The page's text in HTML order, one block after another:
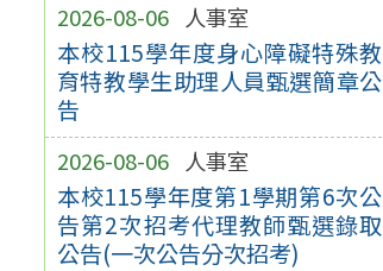
2026-08-06 人事室
本校115學年度身心障礙特殊教
育特教學生助理人員甄選簡章公
告
2026-08-06 人事室
本校115學年度第1學期第6次公
告第2次招考代理教師甄選錄取
公告(一次公告分次招考)